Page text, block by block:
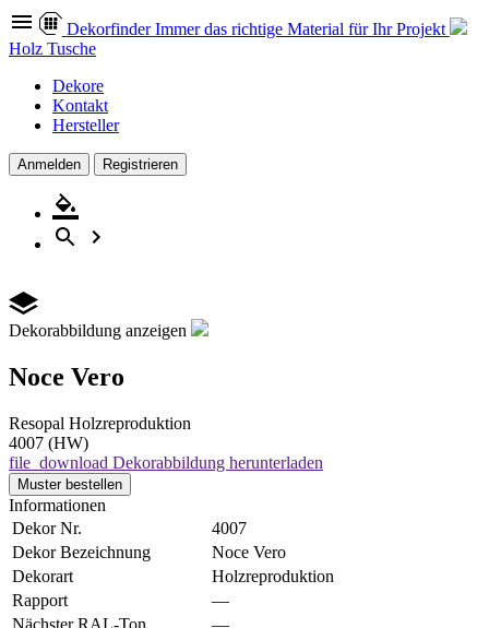
Dekorfinder Immer das richtige Material für Ihr Projekt
Holz Tusche
Dekore
Kontakt
Hersteller
Anmelden Registrieren
Dekorabbildung anzeigen
Noce Vero
Resopal Holzreproduktion
4007 (HW)
file_download Dekorabbildung herunterladen
Muster bestellen
Informationen
Dekor Nr.
4007
Dekor Bezeichnung
Noce Vero
Dekorart
Holzreproduktion
Rapport
—
Nächster RAL-Ton
—